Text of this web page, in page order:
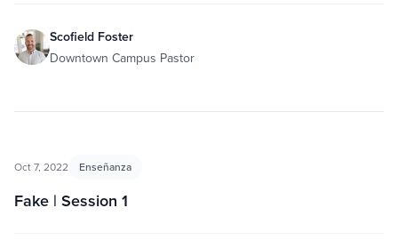
Scofield Foster
Downtown Campus Pastor
Oct 7, 2022 Enseñanza
Fake | Session 1